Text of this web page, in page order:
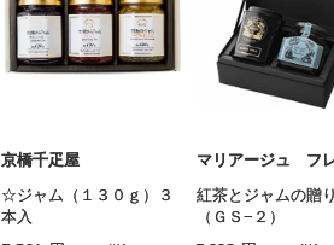
京橋千疋屋
☆ジャム（１３０ｇ）３
本入
マリアージュ フ
紅茶とジャムの贈
（ＧＳ−２）